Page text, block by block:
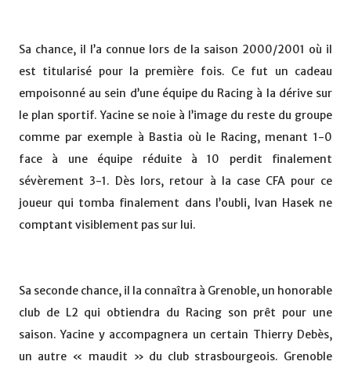
Sa chance, il l’a connue lors de la saison 2000/2001 où il
est titularisé pour la première fois. Ce fut un cadeau
empoisonné au sein d’une équipe du Racing à la dérive sur
le plan sportif. Yacine se noie à l’image du reste du groupe
comme par exemple à Bastia où le Racing, menant 1-0
face à une équipe réduite à 10 perdit finalement
sévèrement 3-1. Dès lors, retour à la case CFA pour ce
joueur qui tomba finalement dans l’oubli, Ivan Hasek ne
comptant visiblement pas sur lui.
Sa seconde chance, il la connaîtra à Grenoble, un honorable
club de L2 qui obtiendra du Racing son prêt pour une
saison. Yacine y accompagnera un certain Thierry Debès,
un autre « maudit » du club strasbourgeois. Grenoble